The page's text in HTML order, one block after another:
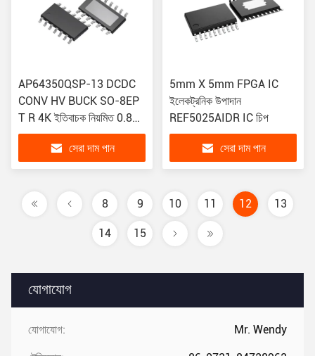
যোগাযোগ
যোগাযোগ: Mr. Wendy
AP64350QSP-13 DCDC
CONV HV BUCK SO-8EP
T R 4K ইতিবাচক নিয়মিত 0.8V
1 আউটপুট 3.5A 8-SOIC
সেরা দাম পান
5mm X 5mm FPGA IC
ইলেকট্রনিক উপাদান
REF5025AIDR IC চিপ
সেরা দাম পান
8 9 10 11 12 13
14 15